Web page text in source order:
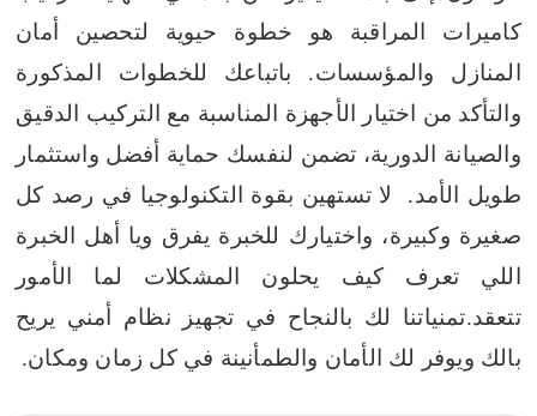
كاميرات المراقبة هو خطوة حيوية لتحصين أمان
المنازل والمؤسسات. باتباعك للخطوات المذكورة
والتأكد من اختيار الأجهزة المناسبة مع التركيب الدقيق
والصيانة الدورية، تضمن لنفسك حماية أفضل واستثمار
طويل الأمد. لا تستهين بقوة التكنولوجيا في رصد كل
صغيرة وكبيرة، واختيارك للخبرة يفرق ويا أهل الخبرة
اللي تعرف كيف يحلون المشكلات لما الأمور
تتعقد.تمنياتنا لك بالنجاح في تجهيز نظام أمني يريح
بالك ويوفر لك الأمان والطمأنينة في كل زمان ومكان.